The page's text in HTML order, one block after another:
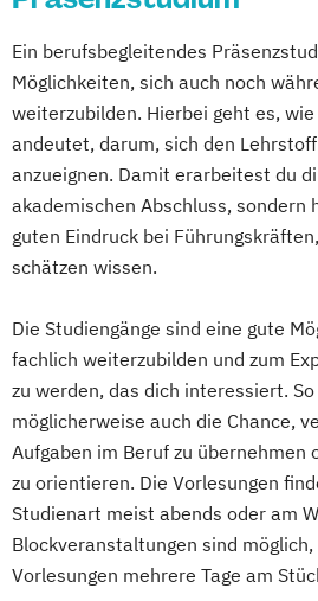
Managing Global Dynamics
Marketing & Digitale
Marketing- und Brand
Maschinenbau & Digitale
Medical Care
Nachhaltiges Innovations-
Technologiemanagement
Personalmanagement
Primary Care Management
Psychologie & Künstliche
Public Health
Recht & Management
Risk Management &
Sales Management
Soziale Medizin & Beratung
Sozialmanagement
Ein berufsbegleitendes
Möglichkeiten, sich auch noch
weiterzubilden. Hierbei geht es,
andeutet, darum, sich den
anzueignen. Damit erarbeitest du
akademischen Abschluss, sondern
guten Eindruck bei
schätzen wissen.
Die Studiengänge sind eine gute
fachlich weiterzubilden und zum
zu werden, das dich interessiert.
möglicherweise auch die Chance,
Aufgaben im Beruf zu übernehmen
zu orientieren. Die Vorlesungen
Studienart meist abends oder am
Blockveranstaltungen sind möglich,
Vorlesungen mehrere Tage am